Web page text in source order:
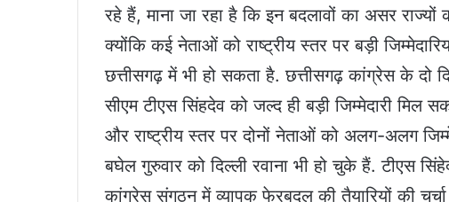
रहे हैं, माना जा रहा है कि इन बदलावों का असर
क्योंकि कई नेताओं को राष्ट्रीय स्तर पर बड़ी
छत्तीसगढ़ में भी हो सकता है. छत्तीसगढ़ कांग्रेस के दो
सीएम टीएस सिंहदेव को जल्द ही बड़ी जिम्मेदारी मिल
और राष्ट्रीय स्तर पर दोनों नेताओं को अलग-अलग
बघेल गुरुवार को दिल्ली रवाना भी हो चुके हैं. टीएस
कांग्रेस संगठन में व्यापक फेरबदल की तैयारियों की